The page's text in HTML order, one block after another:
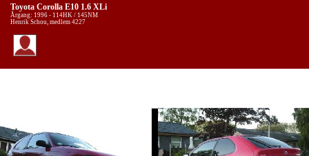
Toyota Corolla E10 1.6 XLi
Årgang: 1996 - 114HK / 145NM
Henrik Schou, medlem 4227